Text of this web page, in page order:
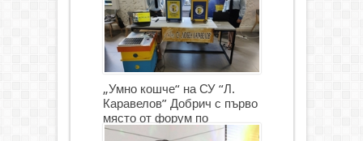
„Умно кошче“ на СУ “Л.
Каравелов” Добрич с първо
място от форум по
роботика